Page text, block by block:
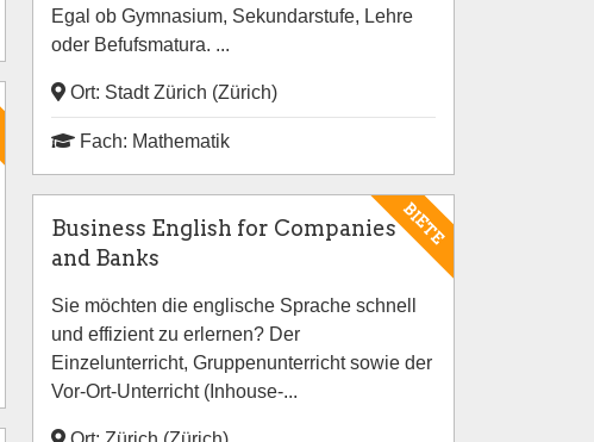
Egal ob Gymnasium, Sekundarstufe, Lehre
oder Befufsmatura. ...
Ort: Stadt Zürich (Zürich)
Fach: Mathematik
BIETE
Business English for Companies
and Banks
Sie möchten die englische Sprache schnell
und effizient zu erlernen? Der
Einzelunterricht, Gruppenunterricht sowie der
Vor-Ort-Unterricht (Inhouse-...